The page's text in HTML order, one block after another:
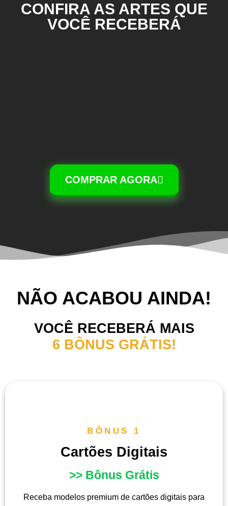
CONFIRA AS ARTES QUE
VOCÊ RECEBERÁ
COMPRAR AGORA
NÃO ACABOU AINDA!
VOCÊ RECEBERÁ MAIS
6 BÔNUS GRÁTIS!
BÔNUS 1
Cartões Digitais
>> Bônus Grátis
Receba modelos premium de cartões digitais para